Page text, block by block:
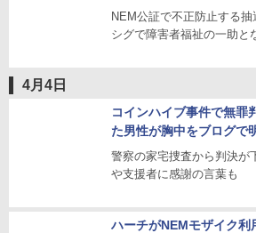
NEM公証で不正防止する
シグで障害者福祉の一助と
4月4日
コインハイブ事件で無罪
た男性が胸中をブログで
警察の家宅捜査から判決が
や支援者に感謝の言葉も
ハーチがNEMモザイク利